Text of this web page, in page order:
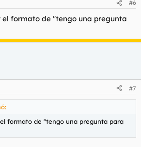
#6
el formato de "tengo una pregunta
#7
formato de "tengo una pregunta para